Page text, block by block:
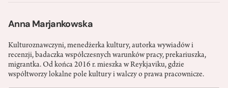
Anna Marjankowska
Kulturoznawczyni, menedżerka kultury, autorka wywiadów i
recenzji, badaczka współczesnych warunków pracy, prekariuszka,
migrantka. Od końca 2016 r. mieszka w Reykjaviku, gdzie
współtworzy lokalne pole kultury i walczy o prawa pracownicze.